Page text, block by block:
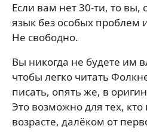
Если вам нет 30-ти, то вы,
язык без особых проблем
Не свободно.
Вы никогда не будете им
чтобы легко читать
писать, опять же, в
Это возможно для тех, кто
возрасте, далёком от